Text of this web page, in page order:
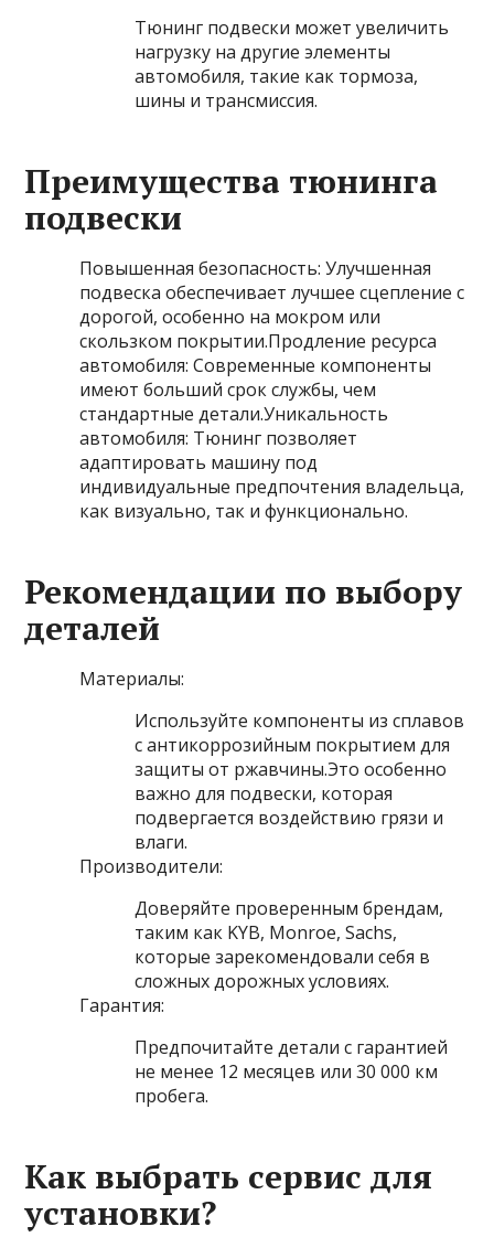
Тюнинг подвески может увеличить
нагрузку на другие элементы
автомобиля, такие как тормоза,
шины и трансмиссия.
Преимущества тюнинга
подвески
Повышенная безопасность: Улучшенная
подвеска обеспечивает лучшее сцепление с
дорогой, особенно на мокром или
скользком покрытии.Продление ресурса
автомобиля: Современные компоненты
имеют больший срок службы, чем
стандартные детали.Уникальность
автомобиля: Тюнинг позволяет
адаптировать машину под
индивидуальные предпочтения владельца,
как визуально, так и функционально.
Рекомендации по выбору
деталей
Материалы:
Используйте компоненты из сплавов
с антикоррозийным покрытием для
защиты от ржавчины.Это особенно
важно для подвески, которая
подвергается воздействию грязи и
влаги.
Производители:
Доверяйте проверенным брендам,
таким как KYB, Monroe, Sachs,
которые зарекомендовали себя в
сложных дорожных условиях.
Гарантия:
Предпочитайте детали с гарантией
не менее 12 месяцев или 30 000 км
пробега.
Как выбрать сервис для
установки?